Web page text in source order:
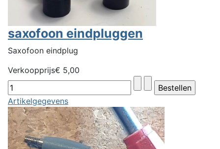
saxofoon eindpluggen
Saxofoon eindplug
Verkoopprijs€ 5,00
Artikelgegevens